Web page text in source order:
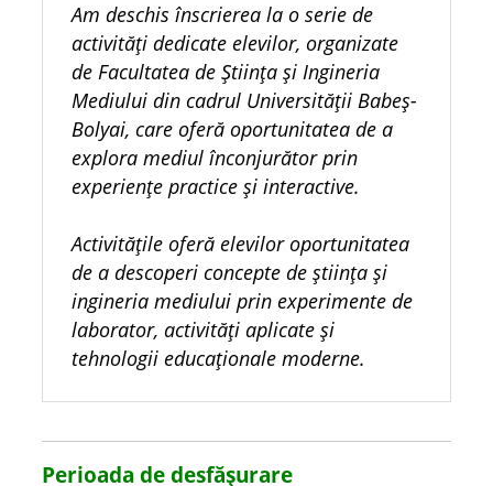
Am deschis înscrierea la o serie de
activități dedicate elevilor, organizate
de Facultatea de Știința și Ingineria
Mediului din cadrul Universității Babeș-
Bolyai, care oferă oportunitatea de a
explora mediul înconjurător prin
experiențe practice și interactive.
Activitățile oferă elevilor oportunitatea
de a descoperi concepte de știința și
ingineria mediului prin experimente de
laborator, activități aplicate și
tehnologii educaționale moderne.
Perioada de desfășurare